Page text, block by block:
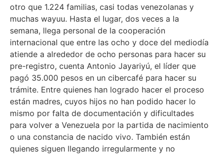
otro que 1.224 familias, casi todas venezolanas y
muchas wayuu. Hasta el lugar, dos veces a la
semana, llega personal de la cooperación
internacional que entre las ocho y doce del mediodía
atiende a alrededor de ocho personas para hacer su
pre-registro, cuenta Antonio Jayariyú, el líder que
pagó 35.000 pesos en un cibercafé para hacer su
trámite. Entre quienes han logrado hacer el proceso
están madres, cuyos hijos no han podido hacer lo
mismo por falta de documentación y dificultades
para volver a Venezuela por la partida de nacimiento
o una constancia de nacido vivo. También están
quienes siguen llegando irregularmente y no